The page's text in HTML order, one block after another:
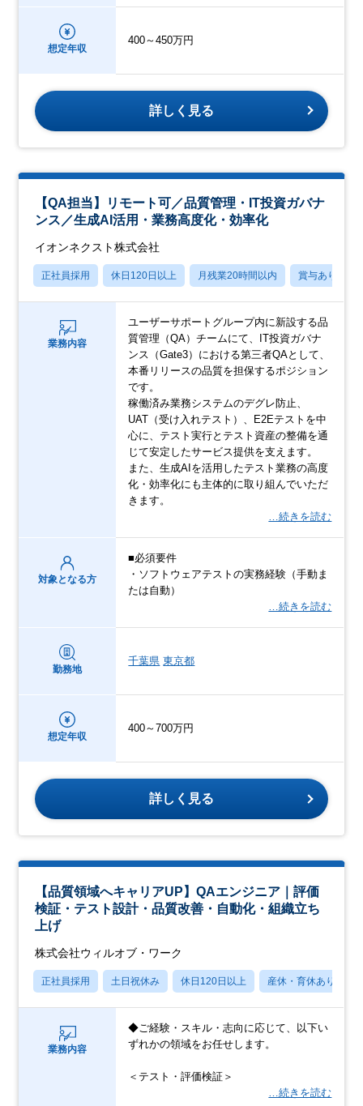
想定年収
400～450万円
詳しく見る
【QA担当】リモート可／品質管理・IT投資ガバナ
ンス／生成AI活用・業務高度化・効率化
イオンネクスト株式会社
正社員採用 休日120日以上 月残業20時間以内 賞与あり
業務内容
ユーザーサポートグループ内に新設する品
質管理（QA）チームにて、IT投資ガバナ
ンス（Gate3）における第三者QAとして、
本番リリースの品質を担保するポジション
です。
稼働済み業務システムのデグレ防止、
UAT（受け入れテスト）、E2Eテストを中
心に、テスト実行とテスト資産の整備を通
じて安定したサービス提供を支えます。
また、生成AIを活用したテスト業務の高度
化・効率化にも主体的に取り組んでいただ
きます。
…続きを読む
対象となる方
■必須要件
・ソフトウェアテストの実務経験（手動ま
たは自動）
…続きを読む
勤務地
千葉県 東京都
想定年収
400～700万円
詳しく見る
【品質領域へキャリアUP】QAエンジニア｜評価
検証・テスト設計・品質改善・自動化・組織立ち
上げ
株式会社ウィルオブ・ワーク
正社員採用 土日祝休み 休日120日以上 産休・育休あり
業務内容
◆ご経験・スキル・志向に応じて、以下い
ずれかの領域をお任せします。
＜テスト・評価検証＞
…続きを読む